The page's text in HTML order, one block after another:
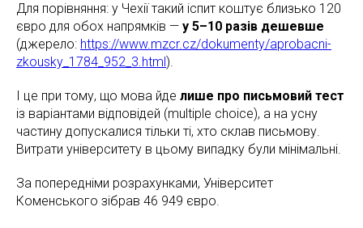
Для порівняння: у Чехії такий іспит коштує близько 120
євро для обох напрямків — у 5–10 разів дешевше
(джерело: https://www.mzcr.cz/dokumenty/aprobacni-
zkousky_1784_952_3.html).
І це при тому, що мова йде лише про письмовий тест
із варіантами відповідей (multiple choice), а на усну
частину допускалися тільки ті, хто склав письмову.
Витрати університету в цьому випадку були мінімальні.
За попередніми розрахунками, Університет
Коменського зібрав 46 949 євро.